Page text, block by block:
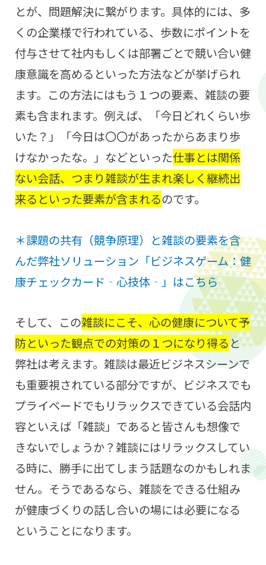
とが、問題解決に繋がります。具体的には、多
くの企業様で行われている、歩数にポイントを
付与させて社内もしくは部署ごとで競い合い健
康意識を高めるといった方法などが挙げられ
ます。この方法にはもう１つの要素、雑談の要
素も含まれます。例えば、「今日どれくらい歩
いた？」「今日は〇〇があったからあまり歩
けなかったな。」などといった仕事とは関係
ない会話、つまり雑談が生まれ楽しく継続出
来るといった要素が含まれるのです。
＊課題の共有（競争原理）と雑談の要素を含
んだ弊社ソリューション「ビジネスゲーム：健
康チェックカード‐心技体‐」はこちら
そして、この雑談にこそ、心の健康について予
防といった観点での対策の１つになり得ると
弊社は考えます。雑談は最近ビジネスシーンで
も重要視されている部分ですが、ビジネスでも
プライベードでもリラックスできている会話内
容といえば「雑談」であると皆さんも想像で
きないでしょうか？雑談にはリラックスしてい
る時に、勝手に出てしまう話題なのかもしれま
せん。そうであるなら、雑談をできる仕組み
が健康づくりの話し合いの場には必要になる
ということになります。